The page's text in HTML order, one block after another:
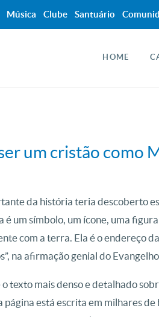
HOME
um cristão como
da história teria descoberto
é um símbolo, um ícone, uma
com a terra. Ela é o endereço
na afirmação genial do
texto mais denso e detalhado
página está escrita em milhares
Música Clube Santuário